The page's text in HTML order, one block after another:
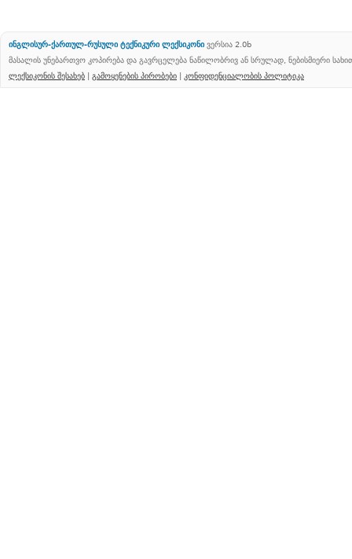
ინგლისურ-ქართულ-რუსული ტექნიკური ლექსიკონი ვერსია 2.0b
მასალის უნებართვო კოპირება და გავრცელება ნაწილობრივ ან სრულად, ნებისმიერი
ლექსიკონის შესახებ | გამოყენების პირობები | კონფიდენციალობის პოლიტიკა